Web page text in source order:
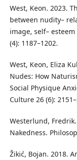
West, Keon. 2023.
between nudity–
image, self–
(4): 1187–1202.
West, Keon, Eliza
Nudes: How
Social Physique
Culture 26 (6):
Westerlund,
Nakedness.
Žikić, Bojan. 2018.